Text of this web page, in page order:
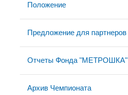
Положение
Предложение для партнеров
Отчеты Фонда "МЕТРОШКА"
Архив Чемпионата